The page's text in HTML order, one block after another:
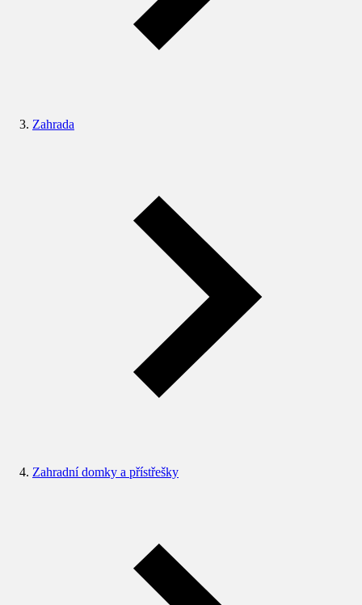
Zahrada
Zahradní domky a přístřešky